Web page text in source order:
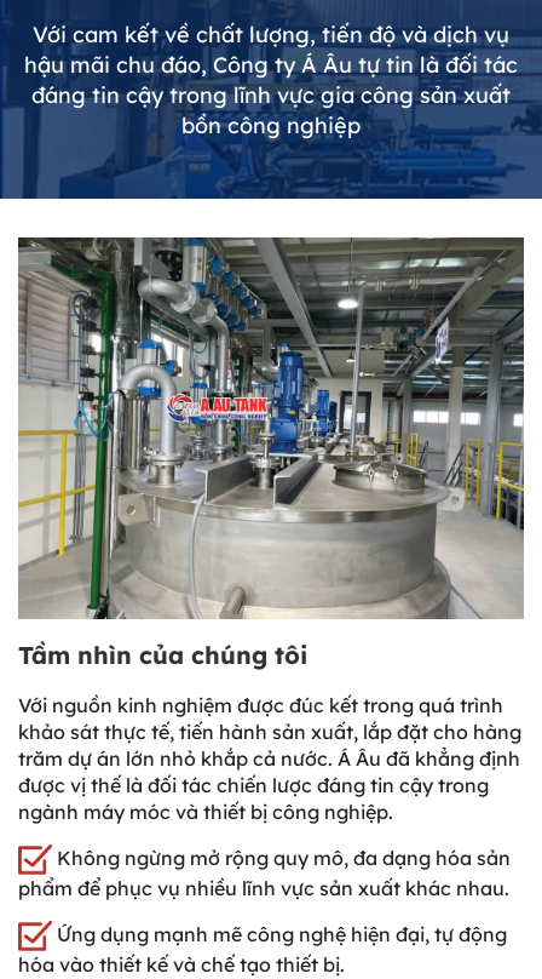
Với cam kết về chất lượng, tiến độ và dịch vụ
hậu mãi chu đáo, Công ty Á Âu tự tin là đối tác
đáng tin cậy trong lĩnh vực gia công sản xuất
bồn công nghiệp
Tầm nhìn của chúng tôi
Với nguồn kinh nghiệm được đúc kết trong quá trình
khảo sát thực tế, tiến hành sản xuất, lắp đặt cho hàng
trăm dự án lớn nhỏ khắp cả nước. Á Âu đã khẳng định
được vị thế là đối tác chiến lược đáng tin cậy trong
ngành máy móc và thiết bị công nghiệp.
Không ngừng mở rộng quy mô, đa dạng hóa sản
phẩm để phục vụ nhiều lĩnh vực sản xuất khác nhau.
Ứng dụng mạnh mẽ công nghệ hiện đại, tự động
hóa vào thiết kế và chế tạo thiết bị.